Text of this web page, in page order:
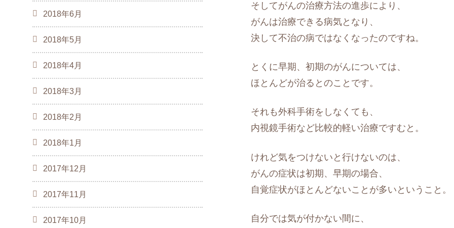
そしてがんの治療方法の進歩により、
がんは治療できる病気となり、
決して不治の病ではなくなったのですね。
とくに早期、初期のがんについては、
ほとんどが治るとのことです。
それも外科手術をしなくても、
内視鏡手術など比較的軽い治療ですむと。
けれど気をつけないと行けないのは、
がんの症状は初期、早期の場合、
自覚症状がほとんどないことが多いということ。
自分では気が付かない間に、
2018年6月
2018年5月
2018年4月
2018年3月
2018年2月
2018年1月
2017年12月
2017年11月
2017年10月